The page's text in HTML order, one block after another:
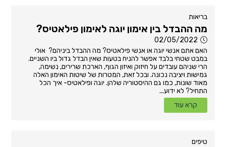
בריאות
מה ההבדל בין אימון יוגה לאימון פילאטיס?
02/05/2022
האם אתם אנשי יוגה או אנשי פילאטיס? מה ההבדל ביניהם? אולי
במבט שטחי בלבד אפשר להניח בטעות שאין הבדל גדול ביו השניים.
הרי שניהם עובדים על חיזוק ואיזון הגוף, הארכת שרירים, נשימה,
גמישות ויציבה נכונה. ובכל זאת, המטרות של שיטות האימון האלה
מאוד שונות, כמו גם ההיסטוריה שלהן. יוגה ופילאטיס- איך הכל
התחיל? לא ידוע...
קרא עוד
טיפים